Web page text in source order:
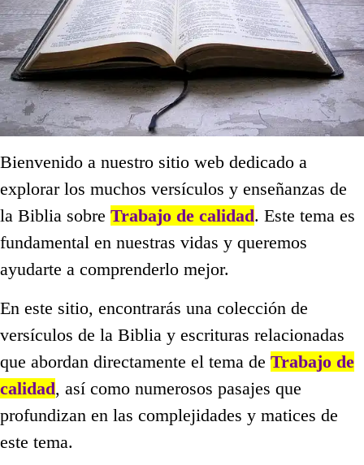
Bienvenido a nuestro sitio web dedicado a
explorar los muchos versículos y enseñanzas de
la Biblia sobre Trabajo de calidad. Este tema es
fundamental en nuestras vidas y queremos
ayudarte a comprenderlo mejor.
En este sitio, encontrarás una colección de
versículos de la Biblia y escrituras relacionadas
que abordan directamente el tema de Trabajo de
calidad, así como numerosos pasajes que
profundizan en las complejidades y matices de
este tema.